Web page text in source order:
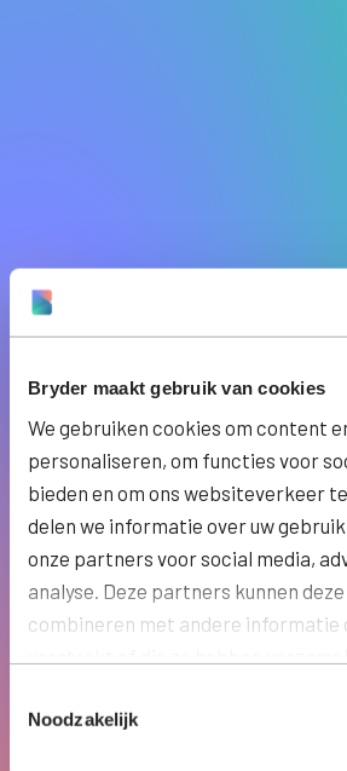
Bryder maakt gebruik van cookies
We gebruiken cookies om content
personaliseren, om functies voor
bieden en om ons websiteverkeer
delen we informatie over uw
onze partners voor social media,
analyse. Deze partners kunnen
combineren met andere informatie
Noodzakelijk